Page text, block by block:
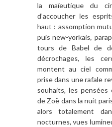
la maïeutique du
d’accoucher les
haut : assomption
puis new-yorkais,
tours de Babel de
décrochages, les
montent au ciel
prise dans une rafale
souhaits, les
de Zoë dans la nuit
alors totalement
nocturnes, vues